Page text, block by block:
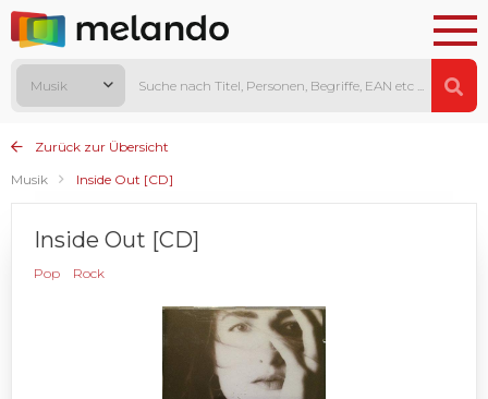
Musik
Zurück zur Übersicht
Musik
Inside Out [CD]
Inside Out [CD]
Pop Rock